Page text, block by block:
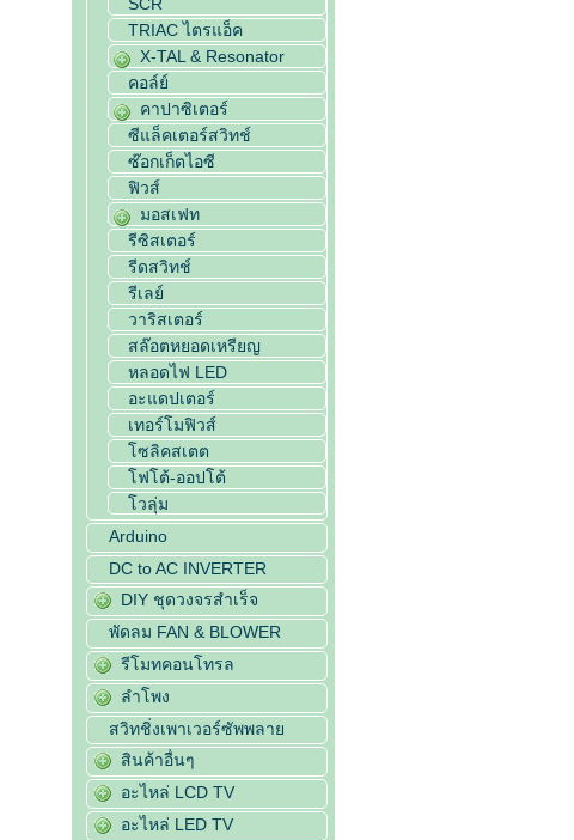
TRIAC ไตรแอ็ค
X-TAL & Resonator
คอล์ย์
คาปาซิเตอร์
ซีแล็คเตอร์สวิทช์
ซ๊อกเก็ตไอซี
ฟิวส์
มอสเฟท
รีซิสเตอร์
รีดสวิทช์
รีเลย์
วาริสเตอร์
สล๊อตหยอดเหรียญ
หลอดไฟ LED
อะแดปเตอร์
เทอร์โมฟิวส์
โซลิคสเตต
โฟโต้-ออปโต้
โวลุ่ม
Arduino
DC to AC INVERTER
DIY ชุดวงจรสำเร็จ
พัดลม FAN & BLOWER
รีโมทคอนโทรล
ลำโพง
สวิทชิ่งเพาเวอร์ซัพพลาย
สินค้าอื่นๆ
อะไหล่ LCD TV
อะไหล่ LED TV